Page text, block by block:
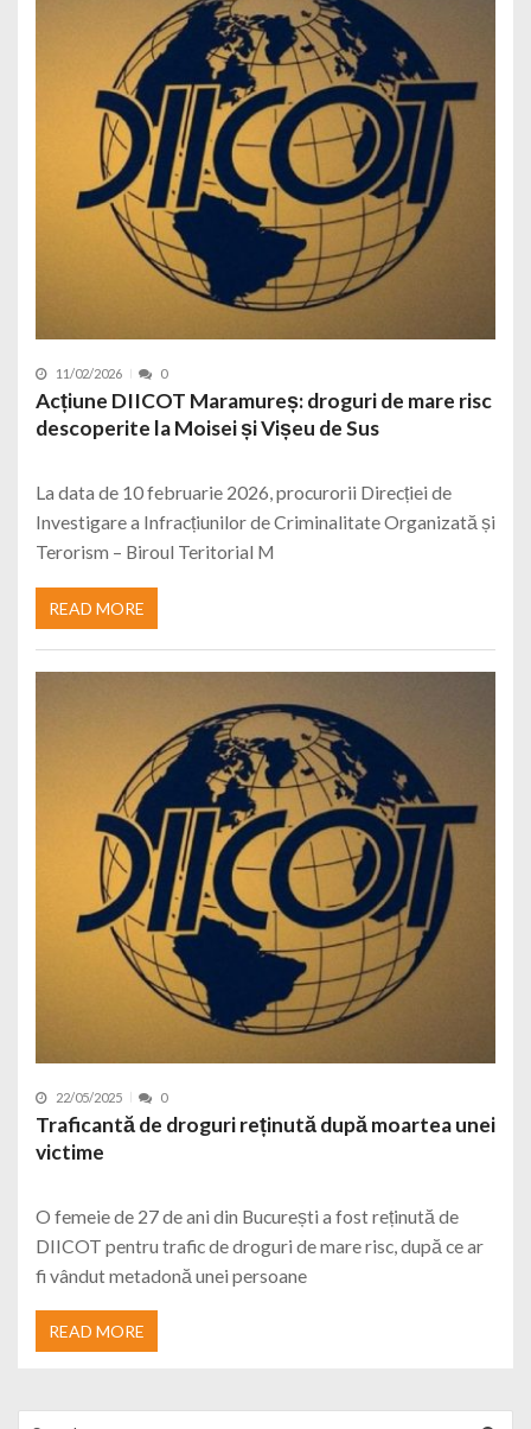
11/02/2026 0
Acțiune DIICOT Maramureș: droguri de mare risc
descoperite la Moisei și Vișeu de Sus
La data de 10 februarie 2026, procurorii Direcției de
Investigare a Infracțiunilor de Criminalitate Organizată și
Terorism – Biroul Teritorial M
READ MORE
22/05/2025 0
Traficantă de droguri reținută după moartea unei
victime
O femeie de 27 de ani din București a fost reținută de
DIICOT pentru trafic de droguri de mare risc, după ce ar
fi vândut metadonă unei persoane
READ MORE